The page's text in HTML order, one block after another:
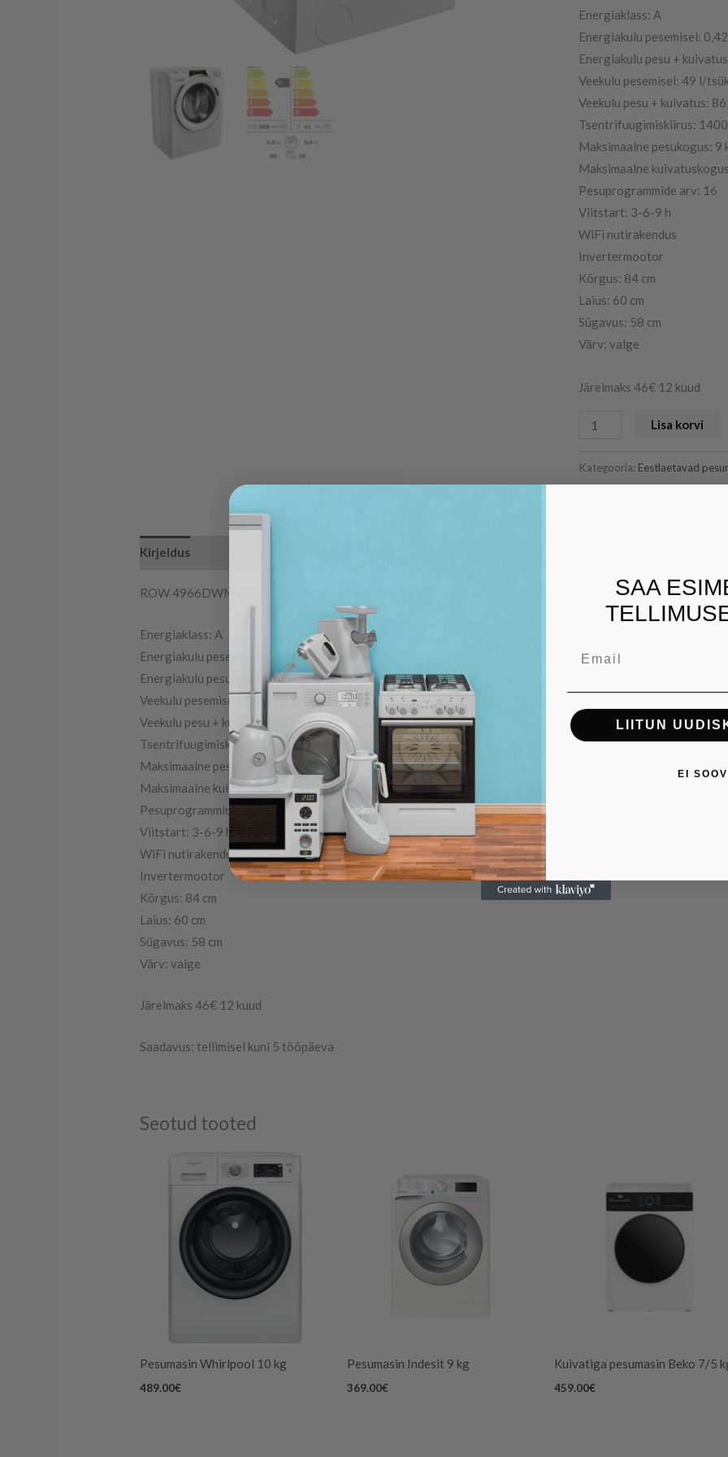
Energiaklass: A
Energiakulu pesemisel:
Energiakulu pesu +
Veekulu pesemisel: 49 l/
Veekulu pesu + kuivatus:
Tsentrifuugimiskiirus:
Maksimaalne pesukogus: 9
Maksimaalne
Pesuprogrammide arv: 16
Viitstart: 3-6-9 h
WiFi nutirakendus
Invertermootor
Kõrgus: 84 cm
Laius: 60 cm
Sügavus: 58 cm
Värv: valge
Järelmaks 46€ 12 kuud
Lisa korvi
Kategooria: Eestlaetavad
Kirjeldus
ROW 4966DWMC7-S
Energiaklass: A
Energiakulu pesemisel: 0,42 kWh/tsüklis
Energiakulu pesu + kuivatus: 3 kWh/tsüklis
Veekulu pesemisel: 49 l/tsüklis
Veekulu pesu + kuivatus: 86 l/tsüklis
Tsentrifuugimiskiirus: 1400 p/min
Maksimaalne pesukogus: 9 kg
Maksimaalne kuivatuskogus: 6 kg
Pesuprogrammide arv: 16
Viitstart: 3-6-9 h
WiFi nutirakendus
Invertermootor
Kõrgus: 84 cm
Laius: 60 cm
Sügavus: 58 cm
Värv: valge
Järelmaks 46€ 12 kuud
Saadavus: tellimisel kuni 5 tööpäeva
Seotud tooted
Pesumasin Whirlpool 10 kg
489.00€
Pesumasin Indesit 9 kg
369.00€
Kuivatiga pesumasin Beko 7/5
459.00€
SAA
LIITUN
EI